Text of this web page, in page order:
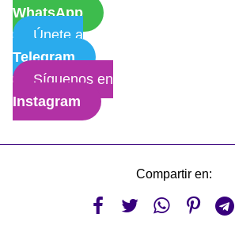
WhatsApp
Únete a
Telegram
Síguenos en
Instagram
Compartir en:
    